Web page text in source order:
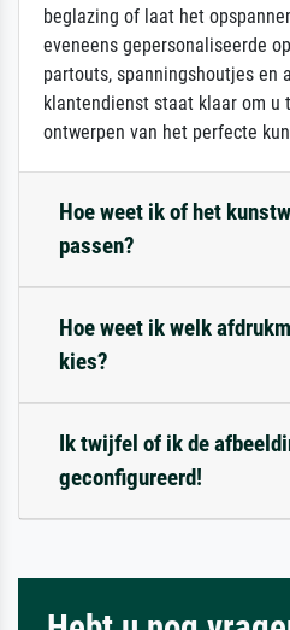
beglazing of laat het
eveneens gepersonaliseerde
partouts, spanningshoutjes en
klantendienst staat klaar om u
ontwerpen van het perfecte
Hoe weet ik of het
passen?
Hoe weet ik welk
kies?
Ik twijfel of ik de
geconfigureerd!